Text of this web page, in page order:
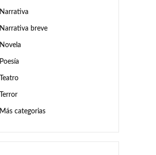
Narrativa
Narrativa breve
Novela
Poesía
Teatro
Terror
Más categorias